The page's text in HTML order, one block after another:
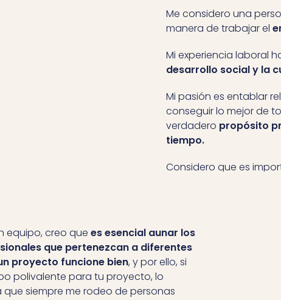
Me considero una
manera de trabajar el
Mi experiencia laboral
desarrollo social y la
Mi pasión es entablar
conseguir lo mejor de
verdadero propósito
tiempo.
Considero que es
equipo, creo que es esencial aunar los
que pertenezcan a diferentes
proyecto funcione bien, y por ello, si
polivalente para tu proyecto, lo
siempre me rodeo de personas